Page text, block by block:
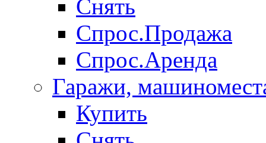
Снять
Спрос.Продажа
Спрос.Аренда
Гаражи,
Купить